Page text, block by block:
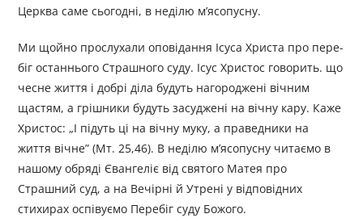
Церква саме сьогодні, в неділю м’ясопусну.
Ми щойно прослухали оповідання Ісуса Христа про пере-
біг останнього Страшного суду. Ісус Христос говорить. що
чесне життя і добрі діла будуть нагороджені вічним
щастям, а грішники будуть засуджені на вічну кару. Каже
Христос: „І підуть ці на вічну муку, а праведники на
життя вічне” (Мт. 25,46). В неділю м’ясопусну читаємо в
нашому обряді Євангеліє від святого Матея про
Страшний суд, а на Вечірні й Утрені у відповідних
стихирах оспівуємо Перебіг суду Божого.